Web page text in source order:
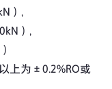
）,
）,
上为±0.2%RO或